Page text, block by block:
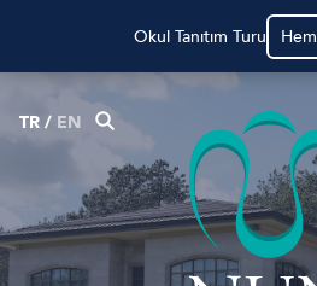
NUN Okullarında Çalışmak İçin
TR/ EN